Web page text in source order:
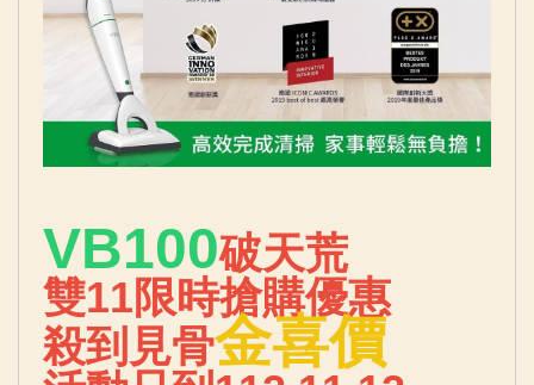
VB100破天荒
雙11限時搶購優惠
殺到見骨金喜價